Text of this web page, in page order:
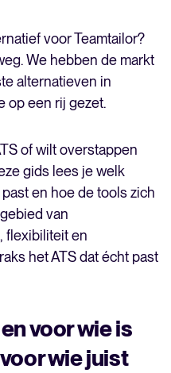
voor Teamtailor?
We hebben de markt
alternatieven in
op een rij gezet.
of wilt overstappen
gids lees je welk
en hoe de tools zich
van
flexibiliteit en
het ATS dat écht past
voor wie is
wie juist